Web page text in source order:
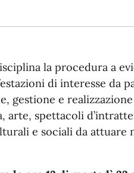
la procedura a
di interesse da
gestione e
arte, spettacoli
e sociali da attuare